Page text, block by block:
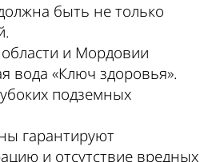
быть не только
и Мордовии
вода «Ключ здоровья».
подземных
гарантируют
и отсутствие вредных